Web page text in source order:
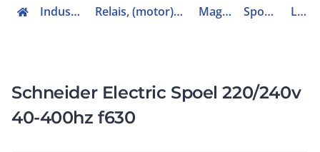
Industriele componenten Relais, (motor)beveiliging en magneetschakelaars Magneetschakelaars Spoel hulpschakelaar LX1FL220
Schneider Electric Spoel 220/240v
40-400hz f630